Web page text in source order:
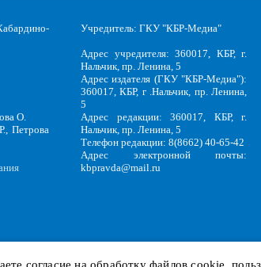
О.
Петрова
Учредитель: ГКУ "КБР-Медиа"
Адрес учредителя: 360017, КБР, г.
Нальчик, пр. Ленина, 5
Адрес издателя (ГКУ "КБР-Медиа"):
360017, КБР, г .Нальчик, пр. Ленина,
5
Адрес редакции: 360017, КБР, г.
Нальчик, пр. Ленина, 5
Телефон редакции: 8(8662) 40-65-42
Адрес электронной почты:
kbpravda@mail.ru